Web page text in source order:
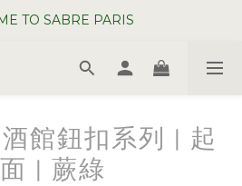
TO SABRE PARIS
TO SABRE PARIS
年中慶全館 88 折
館鈕扣系列 | 起
| 蕨綠